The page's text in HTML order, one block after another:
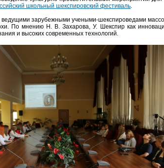
школьный шекспировский фестиваль.
ведущими зарубежными учеными-шекспироведами
По мнению Н. В. Захарова, У. Шекспир как
и высоких современных технологий.